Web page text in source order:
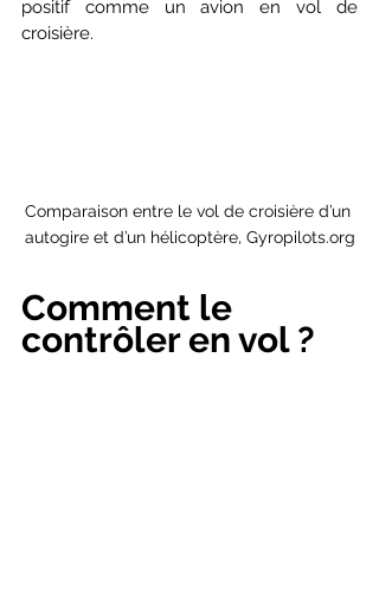
positif comme un avion en vol de
croisière.
Comparaison entre le vol de croisière d’un
autogire et d’un hélicoptère, Gyropilots.org
Comment le
contrôler en vol ?